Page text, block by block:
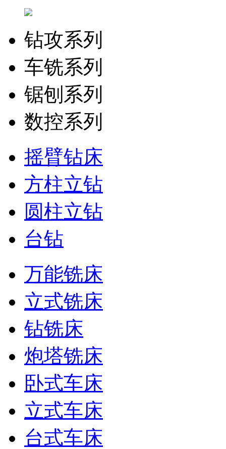
钻攻系列
车铣系列
锯刨系列
数控系列
摇臂钻床
方柱立钻
圆柱立钻
台钻
万能铣床
立式铣床
钻铣床
炮塔铣床
卧式车床
立式车床
台式车床